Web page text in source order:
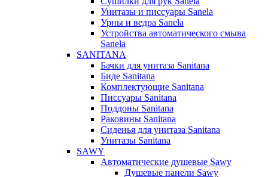
Унитазы и писсуары Sanela
Урны и ведра Sanela
Устройства автоматического смыва
Sanela
SANITANA
Бачки для унитаза Sanitana
Биде Sanitana
Комплектующие Sanitana
Писсуары Sanitana
Поддоны Sanitana
Раковины Sanitana
Сиденья для унитаза Sanitana
Унитазы Sanitana
SAWY
Автоматические душевые Sawy
Душевые панели Sawy